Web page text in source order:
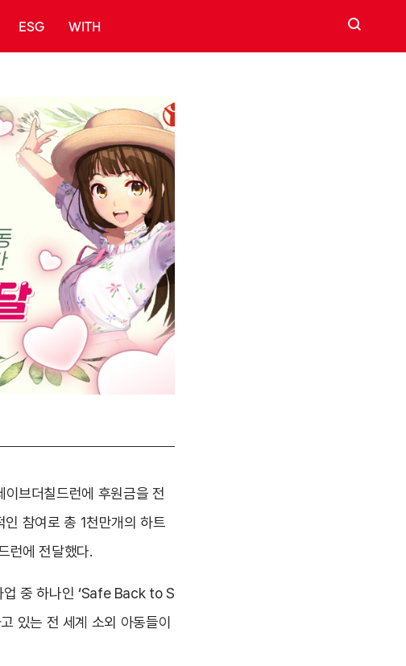
ESG WITH 검색
이브더칠드런에 후원금을 전
인 참여로 총 1천만개의 하트
런에 전달했다.
업 중 하나인 ‘Safe Back to S
있는 전 세계 소외 아동들이